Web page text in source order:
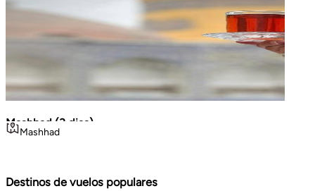
Mashhad (3 dias)
Mashhad
Book Now
Destinos de vuelos populares